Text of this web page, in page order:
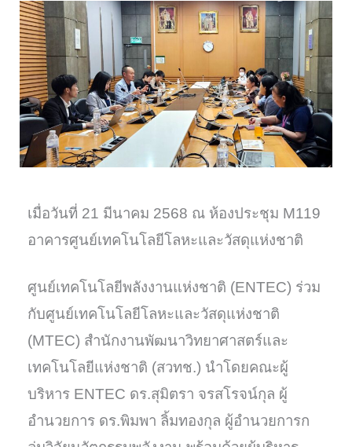
เมื่อวันที่ 21 มีนาคม 2568 ณ ห้องประชุม M119
อาคารศูนย์เทคโนโลยีโลหะและวัสดุแห่งชาติ
ศูนย์เทคโนโลยีพลังงานแห่งชาติ (ENTEC) ร่วม
กับศูนย์เทคโนโลยีโลหะและวัสดุแห่งชาติ
(MTEC) สำนักงานพัฒนาวิทยาศาสตร์และ
เทคโนโลยีแห่งชาติ (สวทช.) นำโดยคณะผู้
บริหาร ENTEC ดร.สุมิตรา จรสโรจน์กุล ผู้
อำนวยการ ดร.พิมพา ลิ้มทองกุล ผู้อำนวยการก